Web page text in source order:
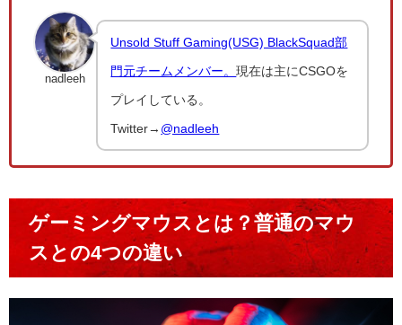
nadleeh
Unsold Stuff Gaming(USG) BlackSquad部
門元チームメンバー。現在は主にCSGOを
プレイしている。
Twitter→ @nadleeh
ゲーミングマウスとは？普通のマウ
スとの4つの違い